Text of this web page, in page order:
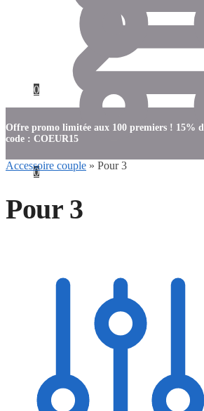
0
0
Offre promo limitée aux 100 premiers ! 15%
code : COEUR15
Accessoire couple » Pour 3
Pour 3